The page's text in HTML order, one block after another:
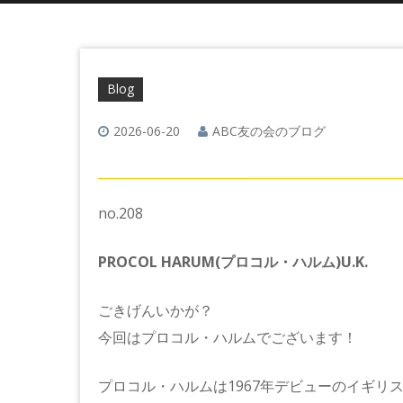
Blog
2026-06-20 ABC友の会のブログ
no.208
PROCOL HARUM(プロコル・ハルム)U.K.
ごきげんいかが？
今回はプロコル・ハルムでございます！
プロコル・ハルムは1967年デビューのイギリス